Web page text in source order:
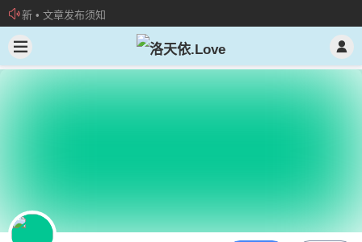
欢迎加入“VOCALOID洛天依“QQ群！
加入本站管理团队
新 • 文章发布须知